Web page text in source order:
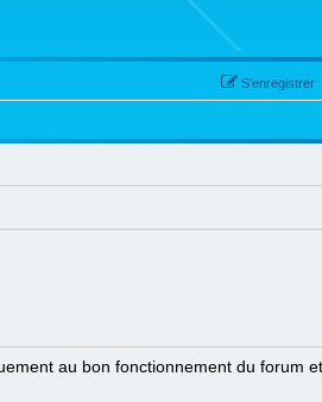
S’enregistrer
au bon fonctionnement du forum